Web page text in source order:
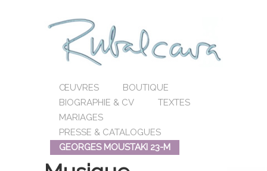
ŒUVRES
BOUTIQUE
BIOGRAPHIE & CV
TEXTES
MARIAGES
PRESSE & CATALOGUES
GEORGES MOUSTAKI 23-M